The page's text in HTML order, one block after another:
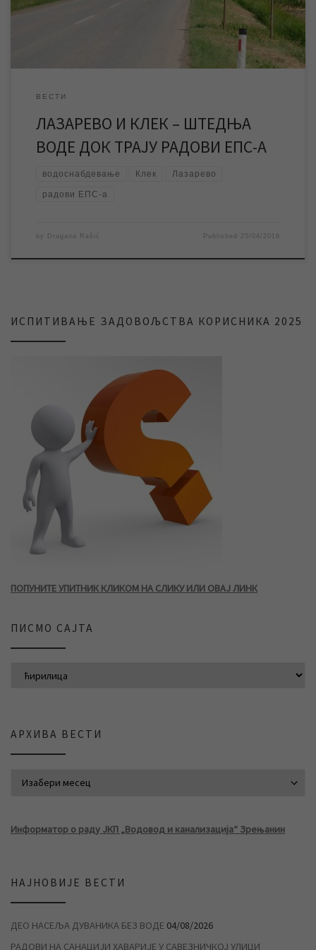
[…]
ВЕСТИ
ЛАЗАРЕВО И КЛЕК – ШТЕДЊА
ВОДЕ ДОК ТРАЈУ РАДОВИ ЕПС-А
водоснабдевање Клек Лазарево
радови ЕПС-а
by Dragana Rašić Published 25/04/2016
ИСПИТИВАЊЕ ЗАДОВОЉСТВА КОРИСНИКА 2025
ПОПУНИТЕ УПИТНИК КЛИКОМ НА СЛИКУ ИЛИ ОВАЈ ЛИНК
ПИСМО САЈТА
АРХИВА ВЕСТИ
Информатор о раду ЈКП „Водовод и канализација“ Зрењанин
НАЈНОВИЈЕ ВЕСТИ
ДЕО НАСЕЉА ДУВАНИКА БЕЗ ВОДЕ 04/08/2026
РАДОВИ НА САНАЦИЈИ ХАВАРИЈЕ У САВЕЗНИЧКОЈ УЛИЦИ